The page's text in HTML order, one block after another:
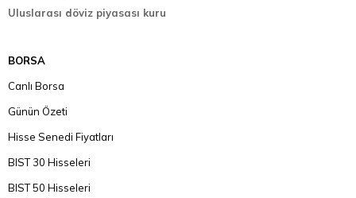
Uluslarası döviz piyasası kuru
BORSA
Canlı Borsa
Günün Özeti
Hisse Senedi Fiyatları
BIST 30 Hisseleri
BIST 50 Hisseleri